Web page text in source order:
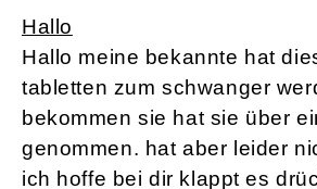
Hallo
Hallo meine bekannte hat
tabletten zum schwanger
bekommen sie hat sie über
genommen. hat aber leider
ich hoffe bei dir klappt es